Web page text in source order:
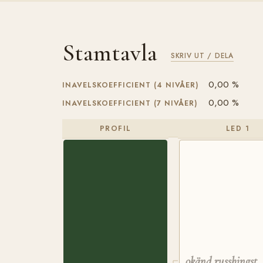
Stamtavla SKRIV UT / DELA
INAVELSKOEFFICIENT (4 NIVÅER) 0,00 %
INAVELSKOEFFICIENT (7 NIVÅER) 0,00 %
PROFIL LED 1